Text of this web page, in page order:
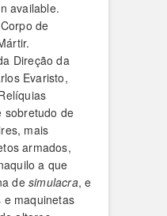
de
Direção da
Evaristo,
sobretudo de
mais
armados,
a que
de simulacra, e
e maquinetas